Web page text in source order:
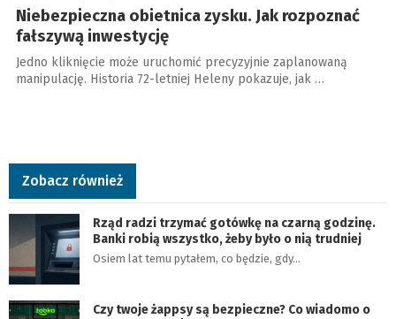
Niebezpieczna obietnica zysku. Jak rozpoznać
fałszywą inwestycję
Jedno kliknięcie może uruchomić precyzyjnie zaplanowaną
manipulację. Historia 72-letniej Heleny pokazuje, jak …
Zobacz również
Rząd radzi trzymać gotówkę na czarną godzinę.
Banki robią wszystko, żeby było o nią trudniej
Osiem lat temu pytałem, co będzie, gdy…
Czy twoje żappsy są bezpieczne? Co wiadomo o